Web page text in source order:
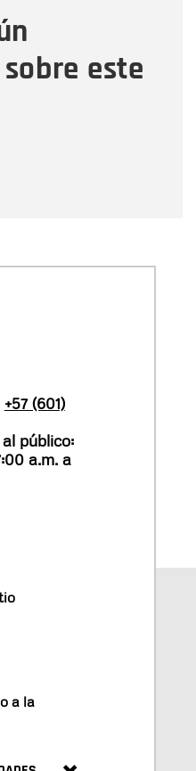
este
+57 (601)
público:
a.m. a
a la